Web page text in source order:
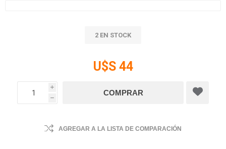
2 EN STOCK
U$S 44
i
h
AGREGAR A LA LISTA DE COMPARACIÓN